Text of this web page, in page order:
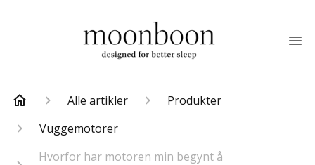
Alle artikler
Produkter
Vuggemotorer
Hvorfor har motoren min begynt å